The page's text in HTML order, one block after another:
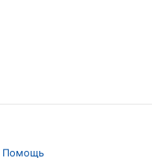
Помощь